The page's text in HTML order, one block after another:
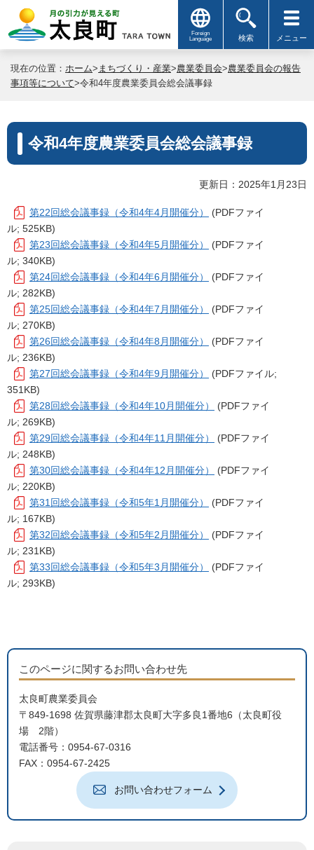
Foreign
Language
検索 メニュー
現在の位置： ホーム> まちづくり・産業>農業委員会>農業委員会の報告
事項等について>令和4年度農業委員会総会議事録
令和4年度農業委員会総会議事録
更新日：2025年1月23日
第22回総会議事録（令和4年4月開催分）
(PDFファイ
ル; 525KB)
第23回総会議事録（令和4年5月開催分）
(PDFファイ
ル; 340KB)
第24回総会議事録（令和4年6月開催分）
(PDFファイ
ル; 282KB)
第25回総会議事録（令和4年7月開催分）
(PDFファイ
ル; 270KB)
第26回総会議事録（令和4年8月開催分）
(PDFファイ
ル; 236KB)
第27回総会議事録（令和4年9月開催分）
(PDFファイル;
351KB)
第28回総会議事録（令和4年10月開催分）
(PDFファイ
ル; 269KB)
第29回総会議事録（令和4年11月開催分）
(PDFファイ
ル; 248KB)
第30回総会議事録（令和4年12月開催分）
(PDFファイ
ル; 220KB)
第31回総会議事録（令和5年1月開催分）
(PDFファイ
ル; 167KB)
第32回総会議事録（令和5年2月開催分）
(PDFファイ
ル; 231KB)
第33回総会議事録（令和5年3月開催分）
(PDFファイ
ル; 293KB)
このページに関するお問い合わせ先
太良町農業委員会
〒849-1698 佐賀県藤津郡太良町大字多良1番地6（太良町役
場 2階）
電話番号：0954-67-0316
FAX：0954-67-2425
お問い合わせフォーム